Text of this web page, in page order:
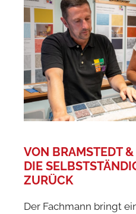
VON BRAMSTEDT
DIE
ZURÜCK
Der Fachmann bringt